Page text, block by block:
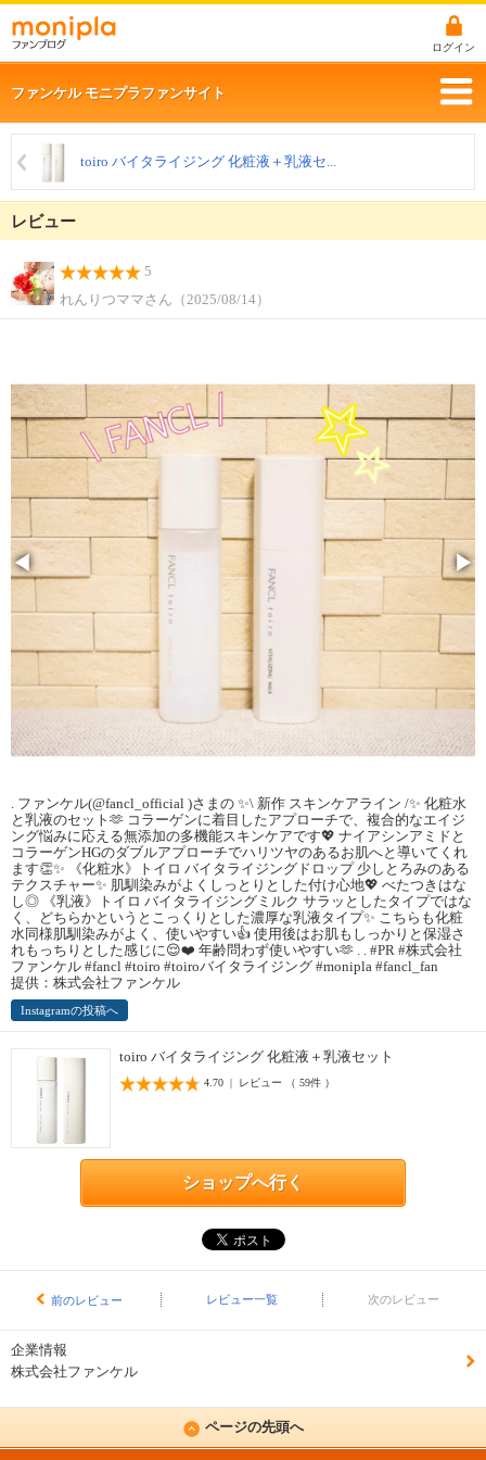
ログイン
ファンケル モニプラファンサイト
toiro バイタライジング 化粧液＋乳液セ...
レビュー
5
れんりつママさん（2025/08/14）
◀ ▶
. ファンケル(@fancl_official )さまの ✨\ 新作 スキンケアライン /✨ 化粧水
と乳液のセット🫶 コラーゲンに着目したアプローチで、複合的なエイジ
ング悩みに応える無添加の多機能スキンケアです💖 ナイアシンアミドと
コラーゲンHGのダブルアプローチでハリツヤのあるお肌へと導いてくれ
ます👏✨ 《化粧水》トイロ バイタライジングドロップ 少しとろみのある
テクスチャー✨ 肌馴染みがよくしっとりとした付け心地💖 べたつきはな
し◎ 《乳液》トイロ バイタライジングミルク サラッとしたタイプではな
く、どちらかというとこっくりとした濃厚な乳液タイプ✨ こちらも化粧
水同様肌馴染みがよく、使いやすい👍 使用後はお肌もしっかりと保湿さ
れもっちりとした感じに😌❤️ 年齢問わず使いやすい🫶 . . #PR #株式会社
ファンケル #fancl #toiro #toiroバイタライジング #monipla #fancl_fan
提供：株式会社ファンケル
Instagramの投稿へ
toiro バイタライジング 化粧液＋乳液セット
4.70 | レビュー （ 59件 ）
ショップへ行く
前のレビュー レビュー一覧 次のレビュー
企業情報
株式会社ファンケル
ページの先頭へ